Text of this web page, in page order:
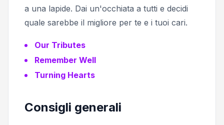
a una lapide. Dai un'occhiata a tutti e decidi
quale sarebbe il migliore per te e i tuoi cari.
Our Tributes
Remember Well
Turning Hearts
Consigli generali